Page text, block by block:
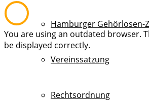
Hamburger Gehörlosen-
Vereinssatzung
Rechtsordnung
You are using an outdated browser.
be displayed correctly.